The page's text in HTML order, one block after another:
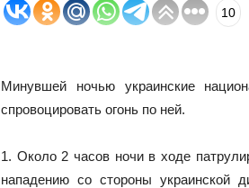
10
Минувшей ночью украинские
спровоцировать огонь по ней.
1. Около 2 часов ночи в ходе
нападению со стороны украинской